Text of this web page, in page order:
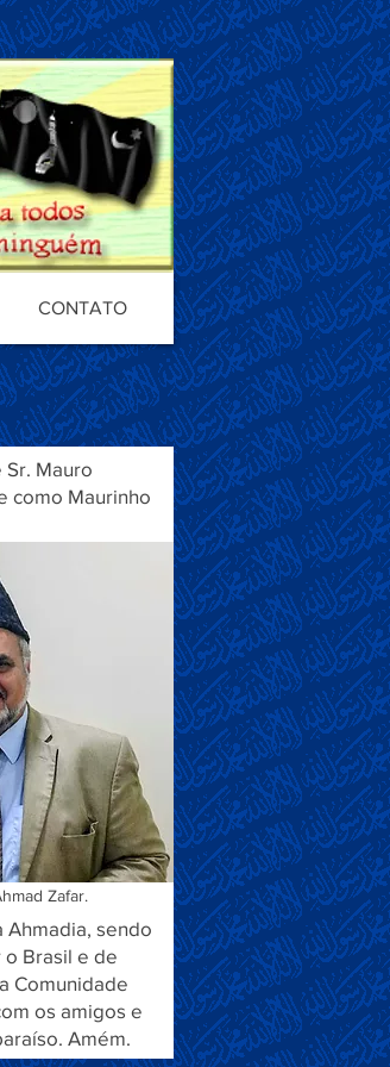
CONTATO
Mauro
como Maurinho
Zafar.
Ahmadia, sendo
o Brasil e de
Comunidade
os amigos e
Amém.